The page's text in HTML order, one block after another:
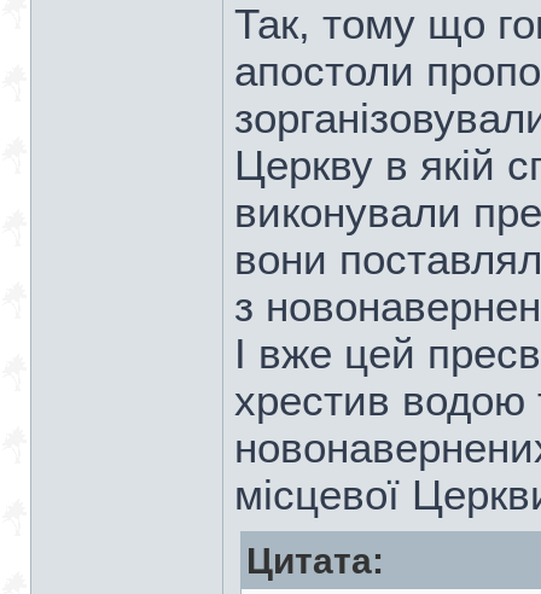
Так, тому що
апостоли
Церкву в якій
виконували
вони
з
І вже цей
хрестив водою
місцевої
Цитата: